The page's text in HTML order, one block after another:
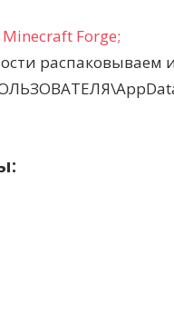
Minecraft Forge;
распаковываем